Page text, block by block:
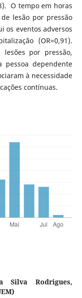
O tempo em horas
lesão por pressão
os eventos adversos
(OR=0,91).
por pressão,
pessoa dependente
à necessidade
contínuas.
Silva Rodrigues,